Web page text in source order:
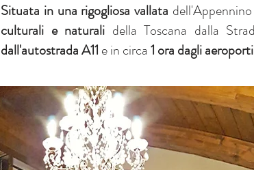
Situata in una rigogliosa vallata
culturali e naturali della Toscana dalla
dall'autostrada A11 e in circa 1 ora dagli